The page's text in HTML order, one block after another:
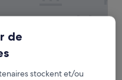
de
stockent et/ou